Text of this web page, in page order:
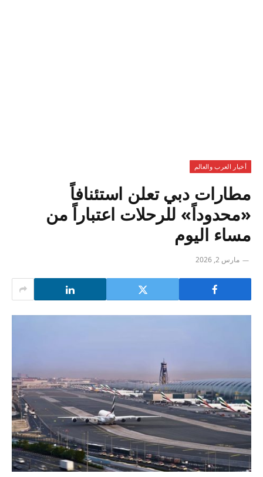
أخبار العرب والعالم
مطارات دبي تعلن استئنافاً
«محدوداً» للرحلات اعتباراً من
مساء اليوم
مارس 2, 2026